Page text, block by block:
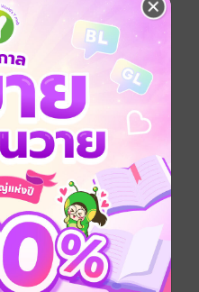
ติดตาม
วอนามัยและความ
สินใจสายงานก่อร้าง
ทคนิค เทคนิคขั้นสูงที่จะ
วิศวกรสายก่อสร้าง ผู้